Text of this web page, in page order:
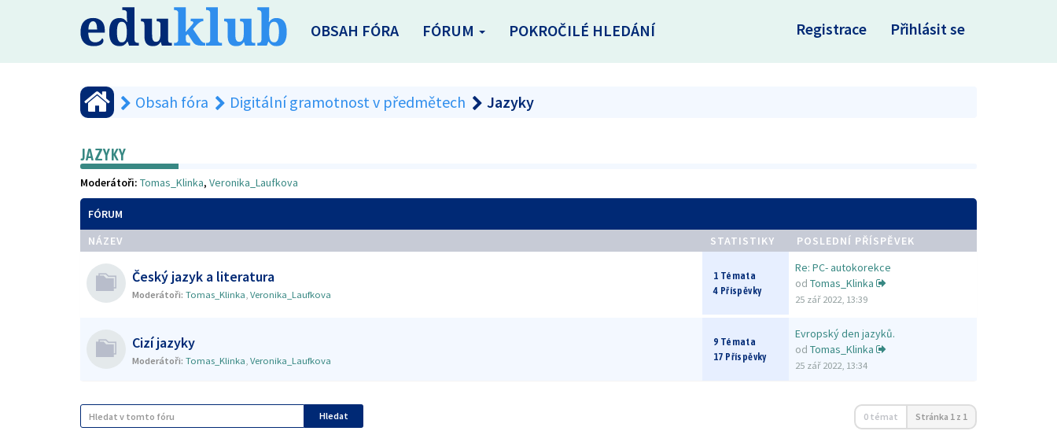
OBSAH FÓRA FÓRUM POKROČILÉ HLEDÁNÍ Registrace Přihlásit se
Obsah fóra Digitální gramotnost v předmětech Jazyky
JAZYKY
Moderátoři: Tomas_Klinka, Veronika_Laufkova
FÓRUM
NÁZEV
STATISTIKY POSLEDNÍ PŘÍSPĚVEK
Český jazyk a literatura
Moderátoři: Tomas_Klinka, Veronika_Laufkova
1 Témata
4 Příspěvky
Re: PC- autokorekce
od Tomas_Klinka
25 zář 2022, 13:39
Cizí jazyky
Moderátoři: Tomas_Klinka, Veronika_Laufkova
9 Témata
17 Příspěvky
Evropský den jazyků.
od Tomas_Klinka
25 zář 2022, 13:34
Hledat 0 témat Stránka 1 z 1